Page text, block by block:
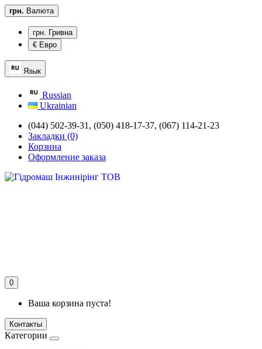
грн. Валюта
грн. Гривна
€ Евро
Язык
Russian
Ukrainian
(044) 502-39-31, (050) 418-17-37, (067) 114-21-23
Закладки (0)
Корзина
Оформление заказа
0
Ваша корзина пуста!
Контакты
Категории